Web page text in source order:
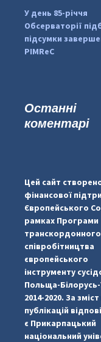
У день 85-річчя
Обсерваторії
підсумки
PIMReC
Останні
коментарі
Цей сайт
фінансової
Європейського
рамках Програми
транскордонного
співробітництва
європейського
інструменту
Польща-
2014-2020. За зміст
публікацій
є Прикарпацький
національний